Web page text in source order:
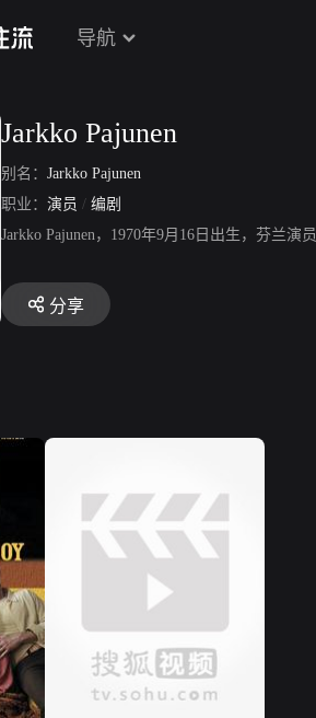
导航
Jarkko Pajunen
别名： Jarkko Pajunen
职业： 演员 / 编剧
Jarkko Pajunen，1970年9月16日出生，芬兰
分享